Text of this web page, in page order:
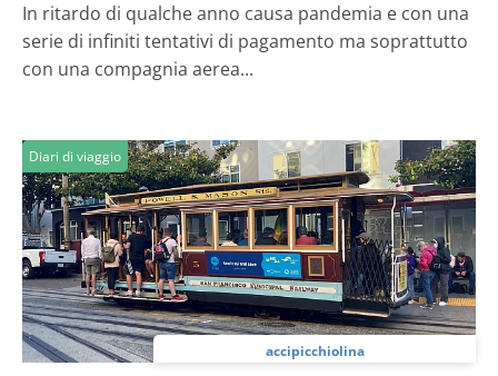
In ritardo di qualche anno causa pandemia e con una
serie di infiniti tentativi di pagamento ma soprattutto
con una compagnia aerea...
Diari di viaggio
accipicchiolina